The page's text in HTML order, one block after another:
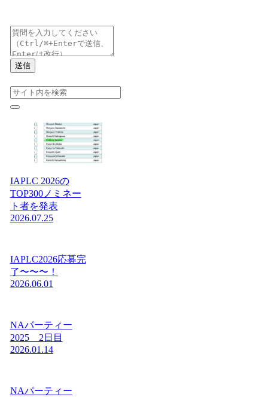
送信
IAPLC 2026の
TOP300ノミネー
ト者を発表
2026.07.25
IAPLC2026応募完
了〜〜〜！
2026.06.01
NAパーティー
2025 2日目
2026.01.14
NAパーティー